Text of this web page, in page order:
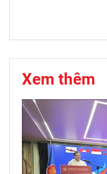
Xem thêm